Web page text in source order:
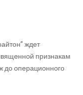
ждет
признакам
до операционного